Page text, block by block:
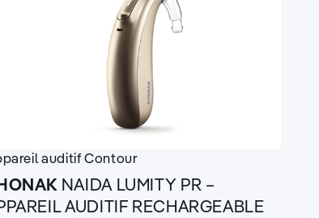
auditifContour
NAIDA LUMITY PR –
AUDITIF RECHARGEABLE